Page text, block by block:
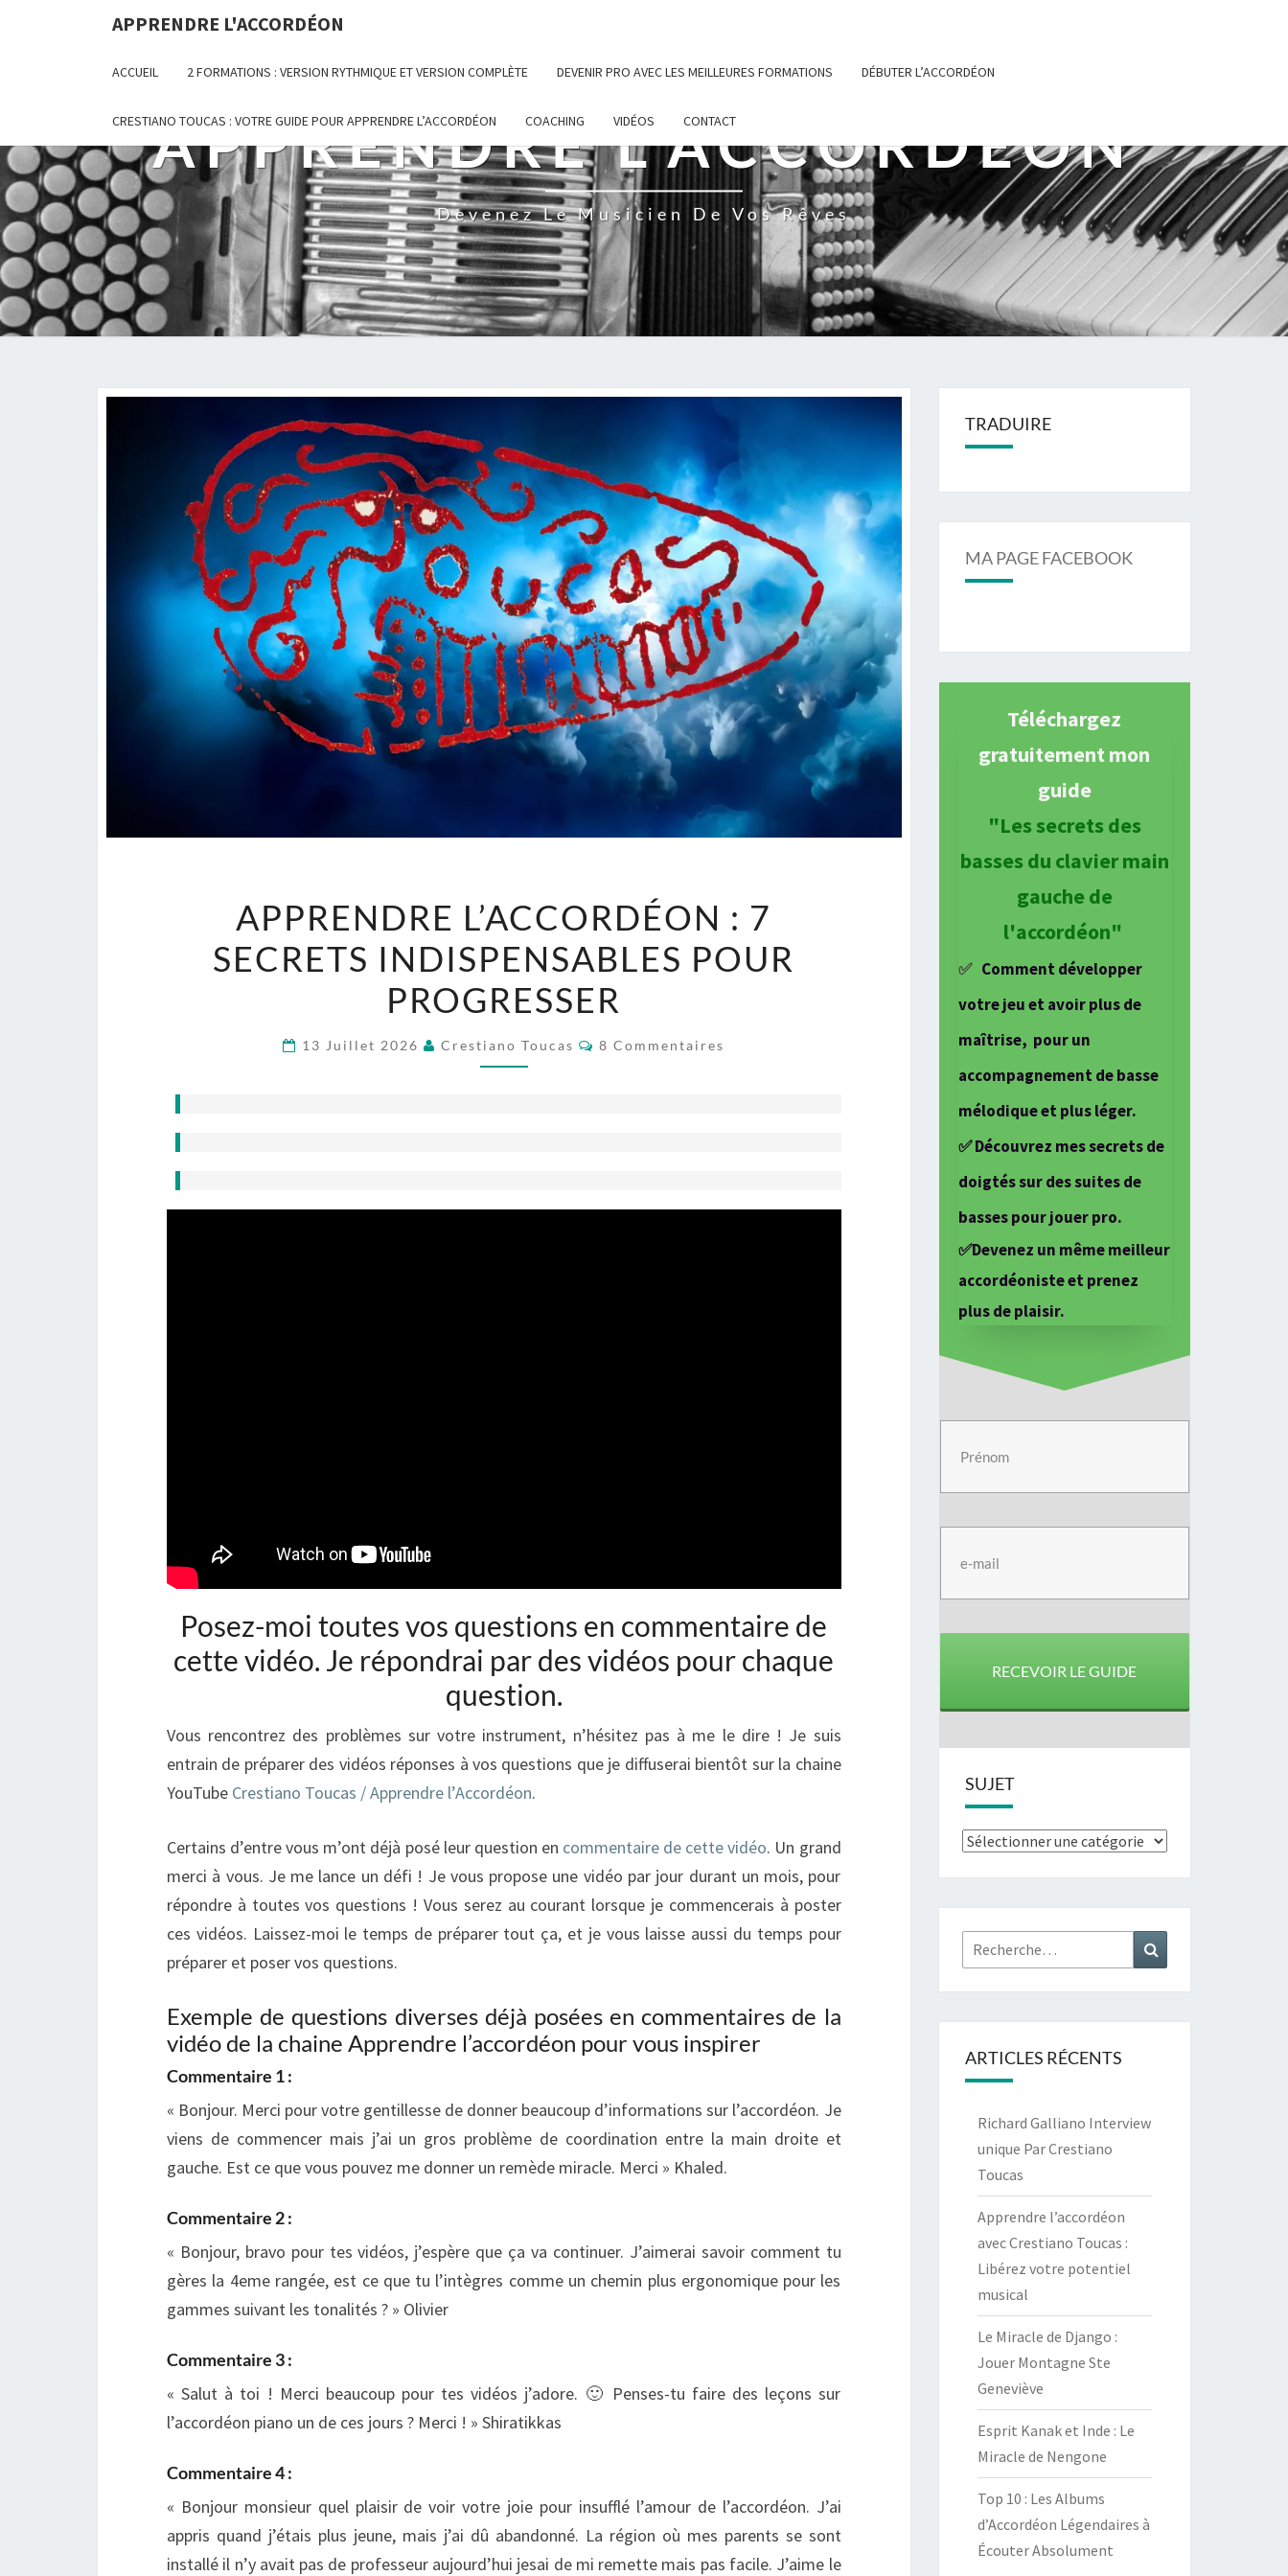
APPRENDRE L'ACCORDÉON
ACCUEIL 2 FORMATIONS : VERSION RYTHMIQUE ET VERSION COMPLÈTE DEVENIR PRO AVEC LES MEILLEURES FORMATIONS DÉBUTER L’ACCORDÉON
CRESTIANO TOUCAS : VOTRE GUIDE POUR APPRENDRE L’ACCORDÉON COACHING VIDÉOS CONTACT
APPRENDRE L'ACCORDÉON
Devenez Le Musicien De Vos Rêves
L’ACCORDÉON
:
7
SECRETS
POUR
APPRENDRE L’ACCORDÉON : 7
SECRETS INDISPENSABLES POUR
PROGRESSER
13 Juillet 2026 Crestiano Toucas Commentaires
8 Commentaires
Posez-moi toutes vos questions en commentaire de
cette vidéo. Je répondrai par des vidéos pour chaque
question.
Vous rencontrez des problèmes sur votre instrument, n’hésitez pas à me le dire ! Je suis
entrain de préparer des vidéos réponses à vos questions que je diffuserai bientôt sur la chaine
YouTube Crestiano Toucas / Apprendre l’Accordéon.
Certains d’entre vous m’ont déjà posé leur question en commentaire de cette vidéo. Un grand
merci à vous. Je me lance un défi ! Je vous propose une vidéo par jour durant un mois, pour
répondre à toutes vos questions ! Vous serez au courant lorsque je commencerais à poster
ces vidéos. Laissez-moi le temps de préparer tout ça, et je vous laisse aussi du temps pour
préparer et poser vos questions.
Exemple de questions diverses déjà posées en commentaires de la
vidéo de la chaine Apprendre l’accordéon pour vous inspirer
Commentaire 1 :
« Bonjour. Merci pour votre gentillesse de donner beaucoup d’informations sur l’accordéon. Je
viens de commencer mais j’ai un gros problème de coordination entre la main droite et
gauche. Est ce que vous pouvez me donner un remède miracle. Merci » Khaled.
Commentaire 2 :
« Bonjour, bravo pour tes vidéos, j’espère que ça va continuer. J’aimerai savoir comment tu
gères la 4eme rangée, est ce que tu l’intègres comme un chemin plus ergonomique pour les
gammes suivant les tonalités ? » Olivier
Commentaire 3 :
« Salut à toi ! Merci beaucoup pour tes vidéos j’adore. 🙂 Penses-tu faire des leçons sur
l’accordéon piano un de ces jours ? Merci ! » Shiratikkas
Commentaire 4 :
« Bonjour monsieur quel plaisir de voir votre joie pour insufflé l’amour de l’accordéon. J’ai
appris quand j’étais plus jeune, mais j’ai dû abandonné. La région où mes parents se sont
installé il n’y avait pas de professeur aujourd’hui jesai de mi remette mais pas facile. J’aime le
TRADUIRE
MA PAGE FACEBOOK
Téléchargez
gratuitement mon
guide
"Les secrets des
basses du clavier main
gauche de
l'accordéon"
✅ Comment développer
votre jeu et avoir plus de
maîtrise, pour un
accompagnement de basse
mélodique etplus léger.
✅ Découvrez mes secrets de
doigtés sur des suites de
basses pour jouer pro.
✅Devenez un même meilleur
accordéoniste et prenez
plus de plaisir.
RECEVOIR LE GUIDE
SUJET
Sujet
Rechercher :
ARTICLES RÉCENTS
Richard Galliano Interview
unique Par Crestiano
Toucas
Apprendre l’accordéon
avec Crestiano Toucas :
Libérez votre potentiel
musical
Le Miracle de Django :
Jouer Montagne Ste
Geneviève
Esprit Kanak et Inde : Le
Miracle de Nengone
Top 10 : Les Albums
d’Accordéon Légendaires à
Écouter Absolument